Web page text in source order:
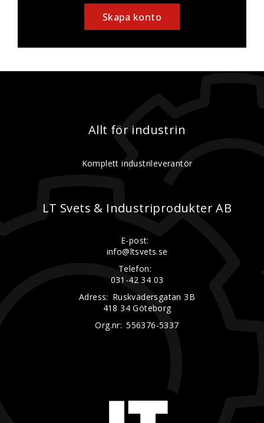
Skapa konto
Allt för industrin
Komplett industrileverantör
LT Svets & Industriprodukter AB
E-post:
info@ltsvets.se
Telefon:
031-42 34 03
Adress: Ruskvädersgatan 3B
418 34 Göteborg
Org.nr: 556376-5337